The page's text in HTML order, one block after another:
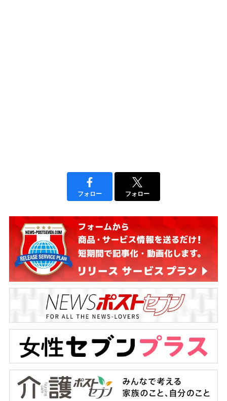
フォロー フォロー